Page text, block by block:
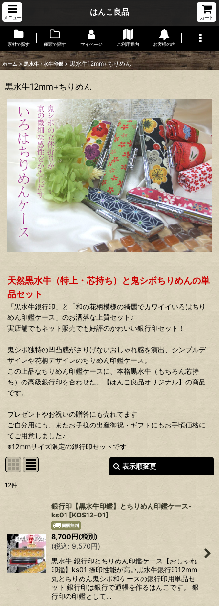
メニュー
はんこ良品
カート
素材で探す 種類で探す マイページ ご利用案内 お客様の声
ホーム > 黒水牛・水牛印鑑 > 黒水牛12mm+ちりめん
黒水牛12mm+ちりめん
天然黒水牛（特上・芯持ち）と鬼シボちりめんの単
品セット
「黒水牛銀行印」と「和の花柄模様の綺麗でカワイイいろはちり
めん印鑑ケース」のお洒落な上質セット♪
実店舗でもネット販売でも好評のかわいい銀行印セット！
鬼シボ独特の凹凸感がさりげないおしゃれ感を演出、シンプルデ
ザインや花柄デザインのちりめん印鑑ケース。
この上品なちりめん印鑑ケースに、本格黒水牛（もちろん芯持
ち）の高級銀行印を合わせた、【はんこ良品オリジナル】の商品
です。
プレゼントやお祝いの贈答にも売れてます
ご自分用にも、またお子様の出産御祝・ギフトにもお手頃価格に
てご用意しました♪
※12mmサイズ限定の銀行印セットです
表示順変更
表示数
並び順:
絞り込む
12件
銀行印【黒水牛印鑑】とちりめん印鑑ケース-
ks01 [KOS12-01]
8,700円(税別)
(税込: 9,570円)
黒水牛 銀行印とちりめん印鑑ケース【おしゃれ
印鑑】ks01 捺印性能が高い黒水牛銀行印12mm
丸とちりめん鬼シボ和ケースの銀行印用単品セ
ット 銀行印は銀行で通帳を作るはんこです。 銀
行印の印鑑として…